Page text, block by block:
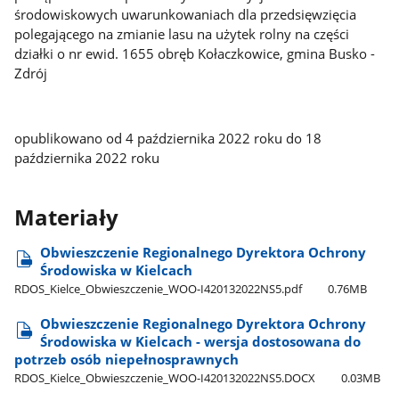
środowiskowych uwarunkowaniach dla przedsięwzięcia
polegającego na zmianie lasu na użytek rolny na części
działki o nr ewid. 1655 obręb Kołaczkowice, gmina Busko -
Zdrój
opublikowano od 4 października 2022 roku do 18
października 2022 roku
Materiały
Obwieszczenie Regionalnego Dyrektora Ochrony
Środowiska w Kielcach
RDOS​_Kielce​_Obwieszczenie​_WOO-I420132022NS5.pdf 0.76MB
Obwieszczenie Regionalnego Dyrektora Ochrony
Środowiska w Kielcach - wersja dostosowana do
potrzeb osób niepełnosprawnych
RDOS​_Kielce​_Obwieszczenie​_WOO-I420132022NS5.DOCX 0.03MB